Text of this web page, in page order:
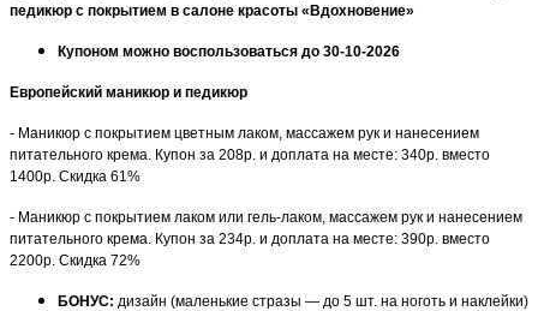
педикюр с покрытием в салоне красоты «Вдохновение»
Купоном можно воспользоваться до 30-10-2026
Европейский маникюр и педикюр
- Маникюр с покрытием цветным лаком, массажем рук и нанесением
питательного крема. Купон за 208р. и доплата на месте: 340р. вместо
1400р. Скидка 61%
- Маникюр с покрытием лаком или гель-лаком, массажем рук и нанесением
питательного крема. Купон за 234р. и доплата на месте: 390р. вместо
2200р. Скидка 72%
БОНУС: дизайн (маленькие стразы — до 5 шт. на ноготь и наклейки)